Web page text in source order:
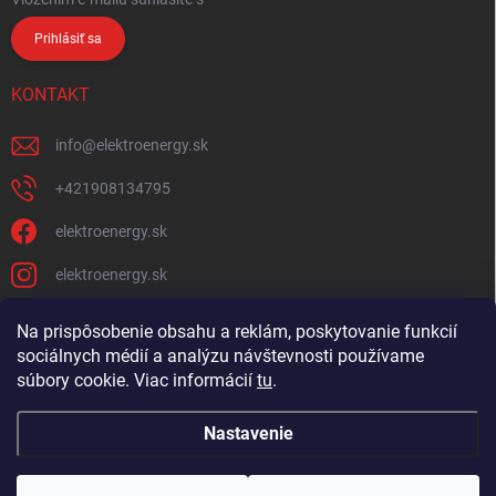
Na prispôsobenie obsahu a reklám, poskytovanie funkcií
sociálnych médií a analýzu návštevnosti používame
súbory cookie. Viac informácií tu.
Nastavenie
Prihlásiť sa
KONTAKT
info@elektroenergy.sk
+421908134795
elektroenergy.sk
elektroenergy.sk
Podmienky ochrany osobných údajov
Kontakty
Obchodné podmienky
Copyright 2026Elektroenergy. Všetky práva vyhradené.Upraviť nastavenie